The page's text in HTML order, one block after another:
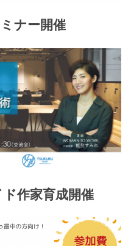
ナー開催
作家育成開催